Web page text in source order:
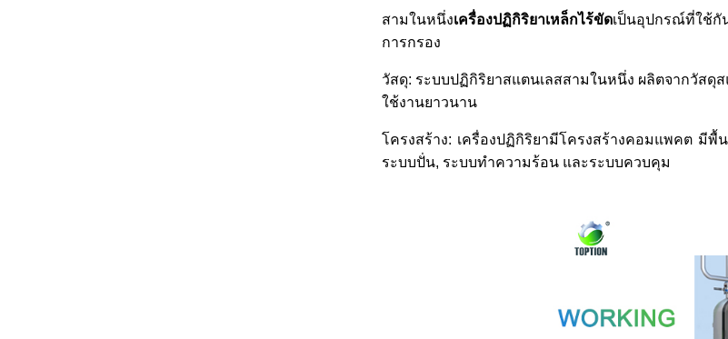
สามในหนึ่งเครื่องปฏิกิริยาเหล็กไร้ขัดเป็นอุปกรณ์ที่ใช้กั
การกรอง
วัสดุ: ระบบปฏิกิริยาสแตนเลสสามในหนึ่ง ผลิตจากวัส
ใช้งานยาวนาน
โครงสร้าง: เครื่องปฏิกิริยามีโครงสร้างคอมแพคต มีพื้
ระบบปั่น, ระบบทําความร้อน และระบบควบคุม